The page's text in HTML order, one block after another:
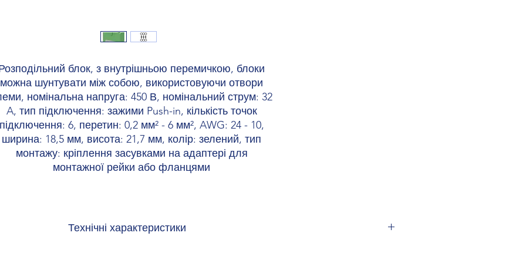
блок, з внутрішньою перемичкою, блоки
можна шунтувати між собою, використовуючи отвори
номінальна напруга: 450 В, номінальний струм: 32
A, тип підключення: зажими Push-in, кількість точок
підключення: 6, перетин: 0,2 мм² - 6 мм², AWG: 24 - 10,
ширина: 18,5 мм, висота: 21,7 мм, колір: зелений, тип
монтажу: кріплення засувками на адаптері для
монтажної рейки або фланцями
Технічні характеристики